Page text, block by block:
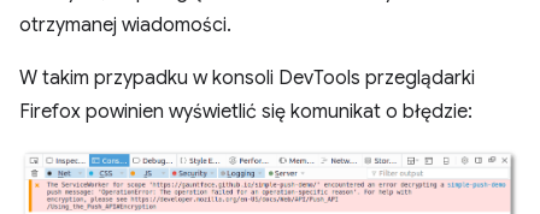
otrzymanej wiadomości.
W takim przypadku w konsoli DevTools przeglądarki
Firefox powinien wyświetlić się komunikat o błędzie: